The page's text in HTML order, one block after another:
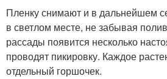
Пленку снимают и в дальнейшем
в светлом месте, не забывая
рассады появится несколько
проводят пикировку. Каждое
отдельный горшочек.